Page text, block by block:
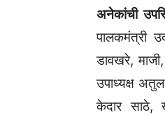
अनेकांची
पालकमंत्री
डावखरे,
उपाध्यक्ष अतुल
केदार साठे,